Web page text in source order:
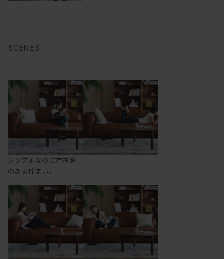
SCENES
シンプルなのに存在感
のある佇まい。